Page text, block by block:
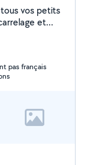
vos petits
et
pas français